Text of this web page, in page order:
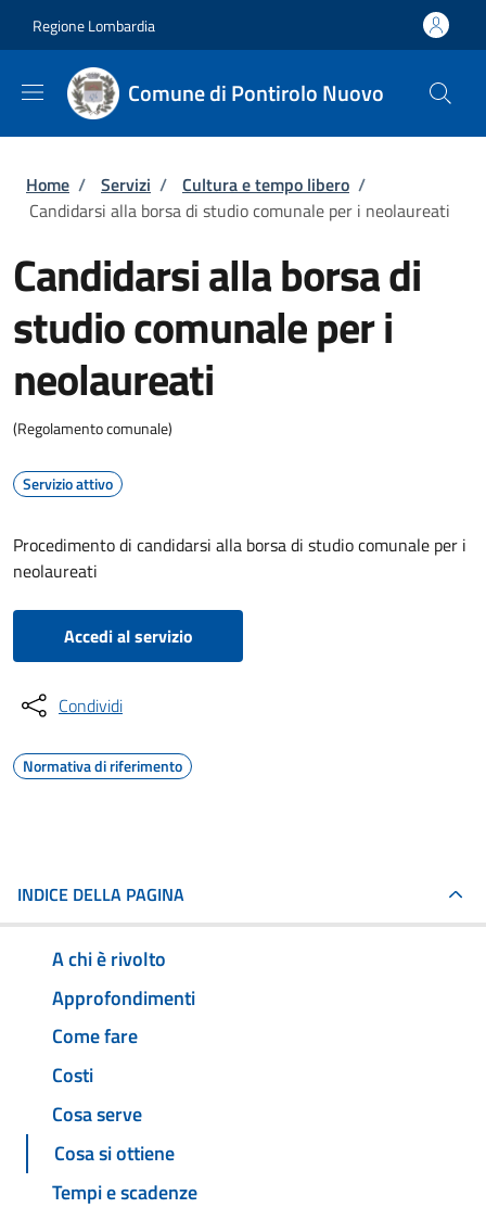
Regione Lombardia
Comune di Pontirolo Nuovo
Briciole di pane
Home / Servizi / Cultura e tempo libero /
Candidarsi alla borsa di studio comunale per i neolaureati
Candidarsi alla borsa di
studio comunale per i
neolaureati
(Regolamento comunale)
Servizio attivo
Procedimento di candidarsi alla borsa di studio comunale per i
neolaureati
Accedi al servizio
Condividi
Normativa di riferimento
INDICE DELLA PAGINA
A chi è rivolto
Approfondimenti
Come fare
Costi
Cosa serve
Cosa si ottiene
Tempi e scadenze